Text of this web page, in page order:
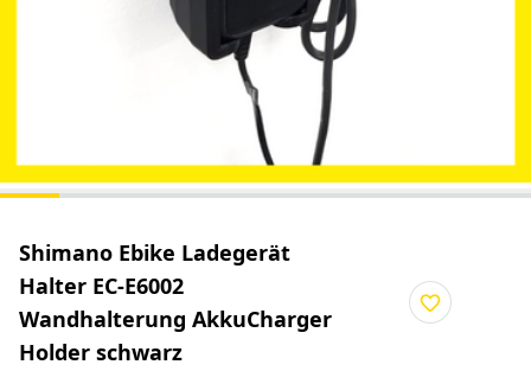
Shimano Ebike Ladegerät
Halter EC-E6002
Wandhalterung AkkuCharger
Holder schwarz